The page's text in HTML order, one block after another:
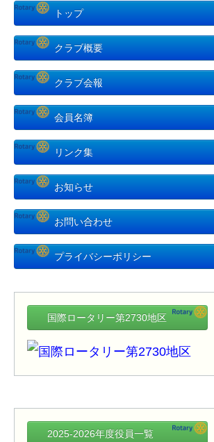
トップ
クラブ概要
クラブ会報
会員名簿
リンク集
お知らせ
お問い合わせ
プライバシーポリシー
国際ロータリー第2730地区
2025-2026年度役員一覧